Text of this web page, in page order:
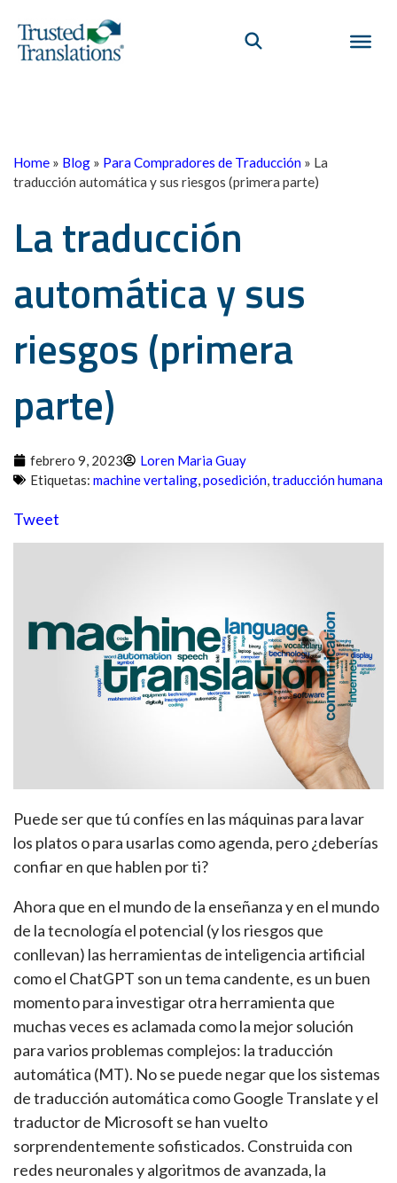
Home » Blog » Para Compradores de Traducción » La
traducción automática y sus riesgos (primera parte)
La traducción
automática y sus
riesgos (primera
parte)
febrero 9, 2023
Loren Maria Guay
Etiquetas: machine vertaling,posedición,traducción humana
Tweet
Puede ser que tú confíes en las máquinas para lavar
los platos o para usarlas como agenda, pero ¿deberías
confiar en que hablen por ti?
Ahora que en el mundo de la enseñanza y en el mundo
de la tecnología el potencial (y los riesgos que
conllevan) las herramientas de inteligencia artificial
como el ChatGPT son un tema candente, es un buen
momento para investigar otra herramienta que
muchas veces es aclamada como la mejor solución
para varios problemas complejos: la traducción
automática (MT). No se puede negar que los sistemas
de traducción automática como Google Translate y el
traductor de Microsoft se han vuelto
sorprendentemente sofisticados. Construida con
redes neuronales y algoritmos de avanzada, la